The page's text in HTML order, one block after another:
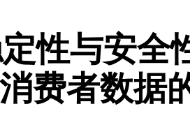
性与安全
费者数据